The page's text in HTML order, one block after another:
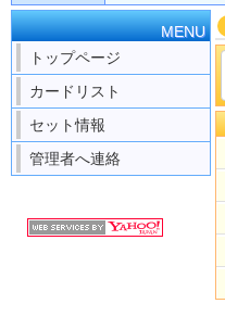
MENU
トップページ
カードリスト
セット情報
管理者へ連絡